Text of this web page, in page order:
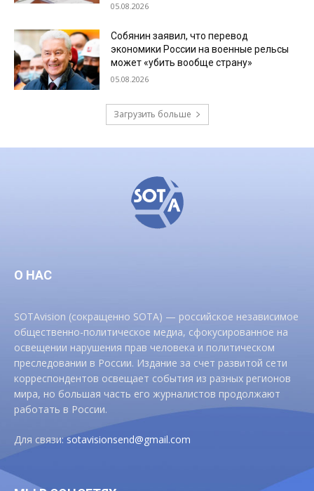
05.08.2026
Собянин заявил, что перевод
экономики России на военные рельсы
может «убить вообще страну»
05.08.2026
Загрузить больше
О НАС
SOTAvision (сокращенно SOTA) — российское независимое
общественно-политическое медиа, сфокусированное на
освещении нарушения прав человека и политическом
преследовании в России. Издание за счет развитой сети
корреспондентов освещает события из разных регионов
мира, но большая часть его журналистов продолжают
работать в России.
Для связи:sotavisionsend@gmail.com